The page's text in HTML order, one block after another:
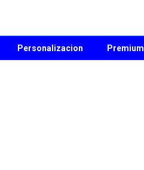
Personalizacion Premium